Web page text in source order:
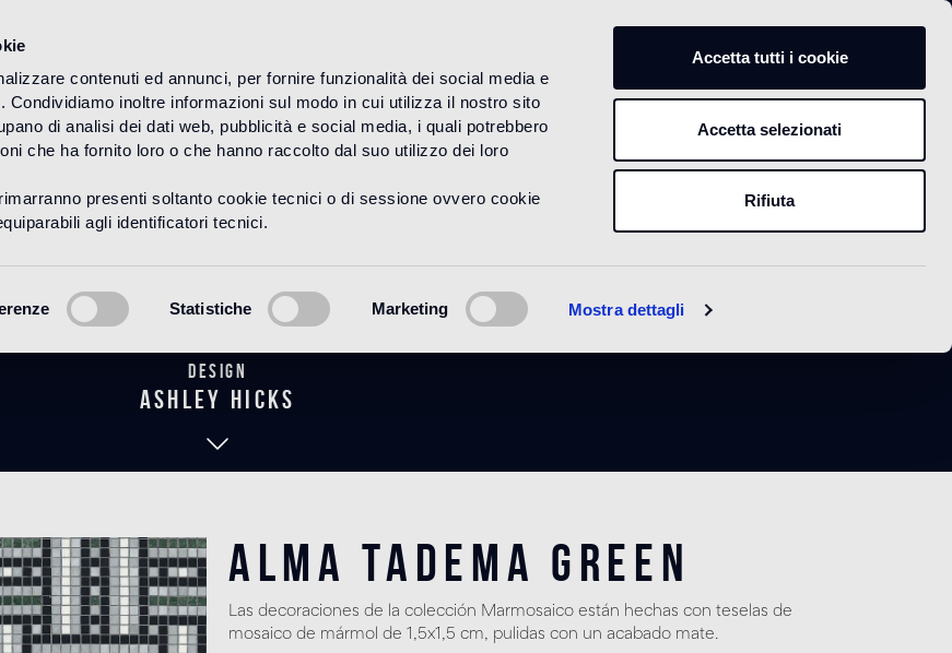
contenuti ed annunci, per fornire funzionalità dei social media e
Condividiamo inoltre informazioni sul modo in cui utilizza il nostro sito
di analisi dei dati web, pubblicità e social media, i quali potrebbero
che ha fornito loro o che hanno raccolto dal suo utilizzo dei loro
presenti soltanto cookie tecnici o di sessione ovvero cookie
agli identificatori tecnici.
Statistiche Marketing Mostra dettagli
Accetta tutti i cookie
Accetta selezionati
Rifiuta
HOME PRODUCTOS MARMOSAICO DECORACIONES
Tadema Green
Design
Ashley Hicks
Alma Tadema Green
Las decoraciones de la colección Marmosaico están hechas con teselas de
mosaico de mármol de 1,5x1,5 cm, pulidas con un acabado mate.